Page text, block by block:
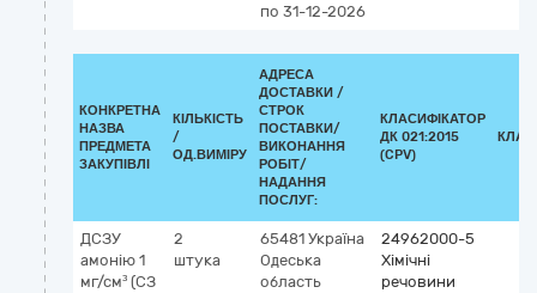
по 31-12-2026
КОНКРЕТНА
НАЗВА
ПРЕДМЕТА
ЗАКУПІВЛІ
КІЛЬКІСТЬ
/
ОД.ВИМІРУ
АДРЕСА
ДОСТАВКИ /
СТРОК
ПОСТАВКИ/
ВИКОНАННЯ
РОБІТ/
НАДАННЯ
ПОСЛУГ:
КЛАСИФІКАТОР
ДК 021:2015
(CPV)
ДСЗУ
амонію 1
мг/см³ (СЗ
2
штука
65481 Україна
Одеська
область
24962000-5
Хімічні
речовини